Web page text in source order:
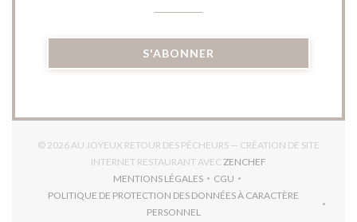
S'ABONNER
© 2026 AU JOYEUX RETOUR DES PÊCHEURS — CRÉATION DE SITE
INTERNET RESTAURANT AVEC ZENCHEF
MENTIONS LÉGALES
((OUVRE UNE NOUVELLE FENÊTRE))
CGU
((OUVRE UNE NOUVELLE
POLITIQUE DE PROTECTION DES DONNÉES À CARACTÈRE
PERSONNEL((OUVRE UNE NOUVELLE FENÊTRE))